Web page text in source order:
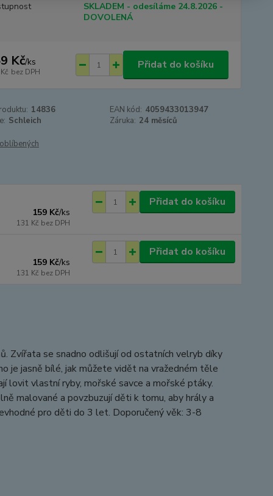
SKLADEM - odesíláme 24.8.2026 -
DOVOLENÁ
Kč/ks
bez DPH
Přidat do košíku
14836 EAN kód: 4059433013947
Schleich Záruka: 24 měsíců
159 Kč/ks
131 Kč bez DPH
Přidat do košíku
159 Kč/ks
131 Kč bez DPH
Přidat do košíku
Zvířata se snadno odlišují od ostatních velryb díky
je jasně bílé, jak můžete vidět na vražedném těle
lovit vlastní ryby, mořské savce a mořské ptáky.
malované a povzbuzují děti k tomu, aby hrály a
pro děti do 3 let. Doporučený věk: 3-8